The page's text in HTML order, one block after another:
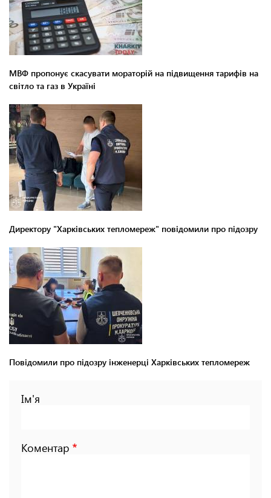
МВФ пропонує скасувати мораторій на підвищення тарифів на
світло та газ в Україні
Директору "Харківських тепломереж" повідомили про підозру
Повідомили про підозру інженерці Харківських тепломереж
Ім'я
Коментар